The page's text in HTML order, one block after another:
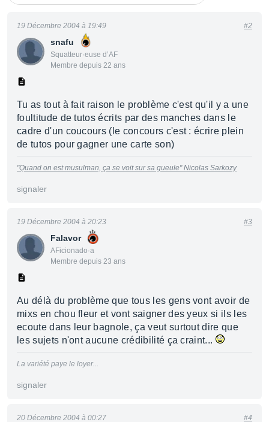
snafu
Squatteur·euse d’AF
Membre depuis 22 ans
19 Décembre 2004 à 19:49 #2
Tu as tout à fait raison le problème c'est qu'il y a une
foultitude de tutos écrits par des manches dans le
cadre d'un coucours (le concours c'est : écrire plein
de tutos pour gagner une carte son)
"Quand on est musulman, ça se voit sur sa gueule"Nicolas Sarkozy
signaler
Falavor
AFicionado·a
Membre depuis 23 ans
19 Décembre 2004 à 20:23 #3
Au délà du problème que tous les gens vont avoir de
mixs en chou fleur et vont saigner des yeux si ils les
ecoute dans leur bagnole, ça veut surtout dire que
les sujets n'ont aucune crédibilité ça craint...
La variété paye le loyer...
signaler
20 Décembre 2004 à 00:27 #4